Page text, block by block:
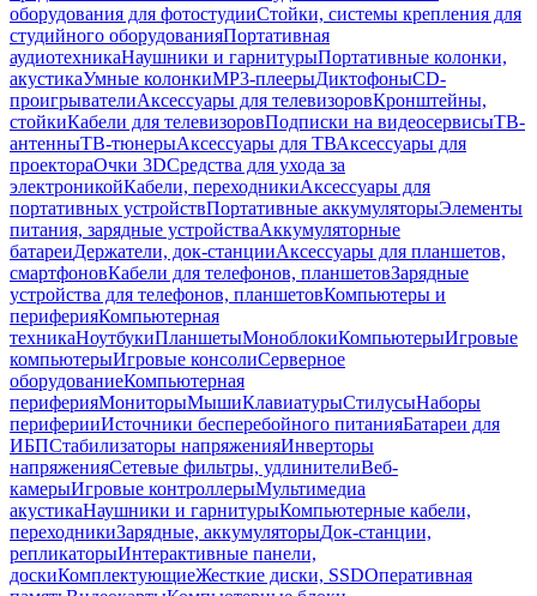
оборудования для фотостудииСтойки, системы крепления для
студийного оборудованияПортативная
аудиотехникаНаушники и гарнитурыПортативные колонки,
акустикаУмные колонкиMP3-плеерыДиктофоныCD-
проигрывателиАксессуары для телевизоровКронштейны,
стойкиКабели для телевизоровПодписки на видеосервисыТВ-
антенныТВ-тюнерыАксессуары для ТВАксессуары для
проектораОчки 3DСредства для ухода за
электроникойКабели, переходникиАксессуары для
портативных устройствПортативные аккумуляторыЭлементы
питания, зарядные устройстваАккумуляторные
батареиДержатели, док-станцииАксессуары для планшетов,
смартфоновКабели для телефонов, планшетовЗарядные
устройства для телефонов, планшетовКомпьютеры и
периферияКомпьютерная
техникаНоутбукиПланшетыМоноблокиКомпьютерыИгровые
компьютерыИгровые консолиСерверное
оборудованиеКомпьютерная
периферияМониторыМышиКлавиатурыСтилусыНаборы
периферииИсточники бесперебойного питанияБатареи для
ИБПСтабилизаторы напряженияИнверторы
напряженияСетевые фильтры, удлинителиВеб-
камерыИгровые контроллерыМультимедиа
акустикаНаушники и гарнитурыКомпьютерные кабели,
переходникиЗарядные, аккумуляторыДок-станции,
репликаторыИнтерактивные панели,
доскиКомплектующиеЖесткие диски, SSDОперативная